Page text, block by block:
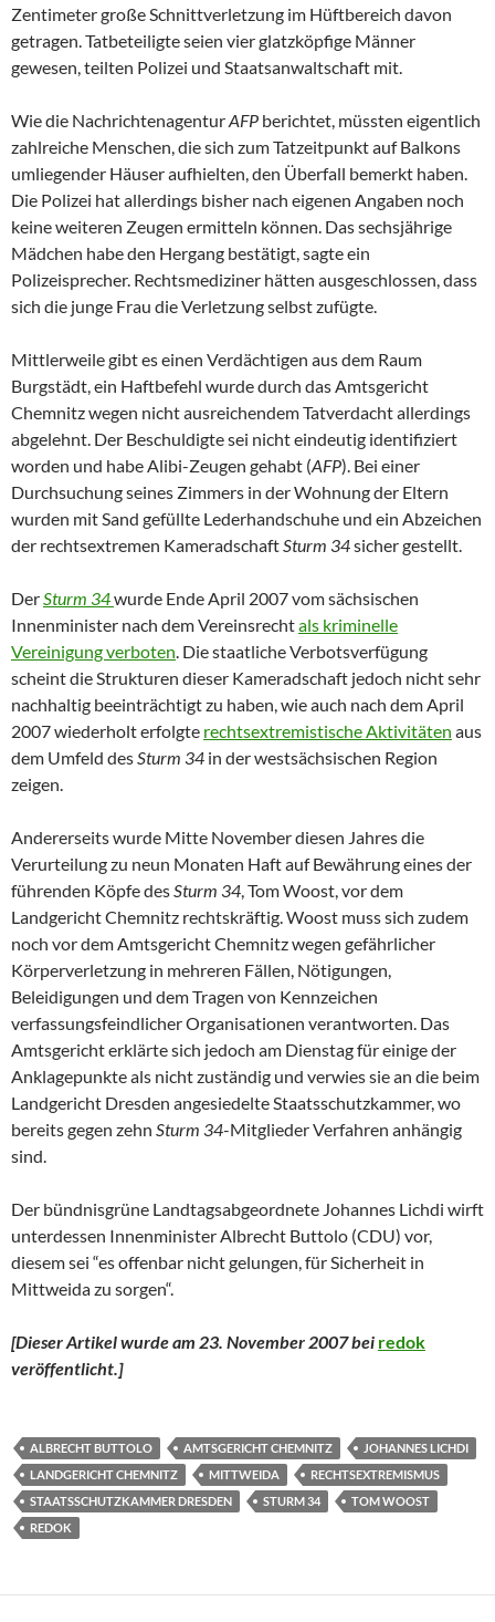
Zentimeter große Schnittverletzung im Hüftbereich davon
getragen. Tatbeteiligte seien vier glatzköpfige Männer
gewesen, teilten Polizei und Staatsanwaltschaft mit.
Wie die NachrichtenagenturAFP berichtet, müssten eigentlich
zahlreiche Menschen, die sich zum Tatzeitpunkt auf Balkons
umliegender Häuser aufhielten, den Überfall bemerkt haben.
Die Polizei hat allerdings bisher nach eigenen Angaben noch
keine weiteren Zeugen ermitteln können. Das sechsjährige
Mädchen habe den Hergang bestätigt, sagte ein
Polizeisprecher. Rechtsmediziner hätten ausgeschlossen, dass
sich die junge Frau die Verletzung selbst zufügte.
Mittlerweile gibt es einen Verdächtigen aus dem Raum
Burgstädt, ein Haftbefehl wurde durch das Amtsgericht
Chemnitz wegen nicht ausreichendem Tatverdacht allerdings
abgelehnt. Der Beschuldigte sei nicht eindeutig identifiziert
worden und habe Alibi-Zeugen gehabt (AFP). Bei einer
Durchsuchung seines Zimmers in der Wohnung der Eltern
wurden mit Sand gefüllte Lederhandschuhe und ein Abzeichen
der rechtsextremen KameradschaftSturm 34sicher gestellt.
DerSturm 34wurde Ende April 2007 vom sächsischen
Innenminister nach dem Vereinsrechtals kriminelle
Vereinigung verboten. Die staatliche Verbotsverfügung
scheint die Strukturen dieser Kameradschaft jedoch nicht sehr
nachhaltig beeinträchtigt zu haben, wie auch nach dem April
2007 wiederholt erfolgte rechtsextremistische Aktivitäten aus
dem Umfeld desSturm 34 in der westsächsischen Region
zeigen.
Andererseits wurde Mitte November diesen Jahres die
Verurteilung zu neun Monaten Haft auf Bewährung eines der
führenden Köpfe desSturm 34, Tom Woost, vor dem
Landgericht Chemnitz rechtskräftig. Woost muss sich zudem
noch vor dem Amtsgericht Chemnitz wegen gefährlicher
Körperverletzung in mehreren Fällen, Nötigungen,
Beleidigungen und dem Tragen von Kennzeichen
verfassungsfeindlicher Organisationen verantworten. Das
Amtsgericht erklärte sich jedoch am Dienstag für einige der
Anklagepunkte als nicht zuständig und verwies sie an die beim
Landgericht Dresden angesiedelte Staatsschutzkammer, wo
bereits gegen zehn Sturm 34-Mitglieder Verfahren anhängig
sind.
Der bündnisgrüne Landtagsabgeordnete Johannes Lichdi wirft
unterdessen Innenminister Albrecht Buttolo (CDU) vor,
diesem sei “es offenbar nicht gelungen, für Sicherheit in
Mittweida zu sorgen“.
[Dieser Artikel wurde am 23. November 2007 bei redok
veröffentlicht.]
ALBRECHT BUTTOLO AMTSGERICHT CHEMNITZ
JOHANNES LICHDI
LANDGERICHT CHEMNITZ
MITTWEIDA
RECHTSEXTREMISMUS
STAATSSCHUTZKAMMER DRESDEN
STURM 34
TOM WOOST
REDOK